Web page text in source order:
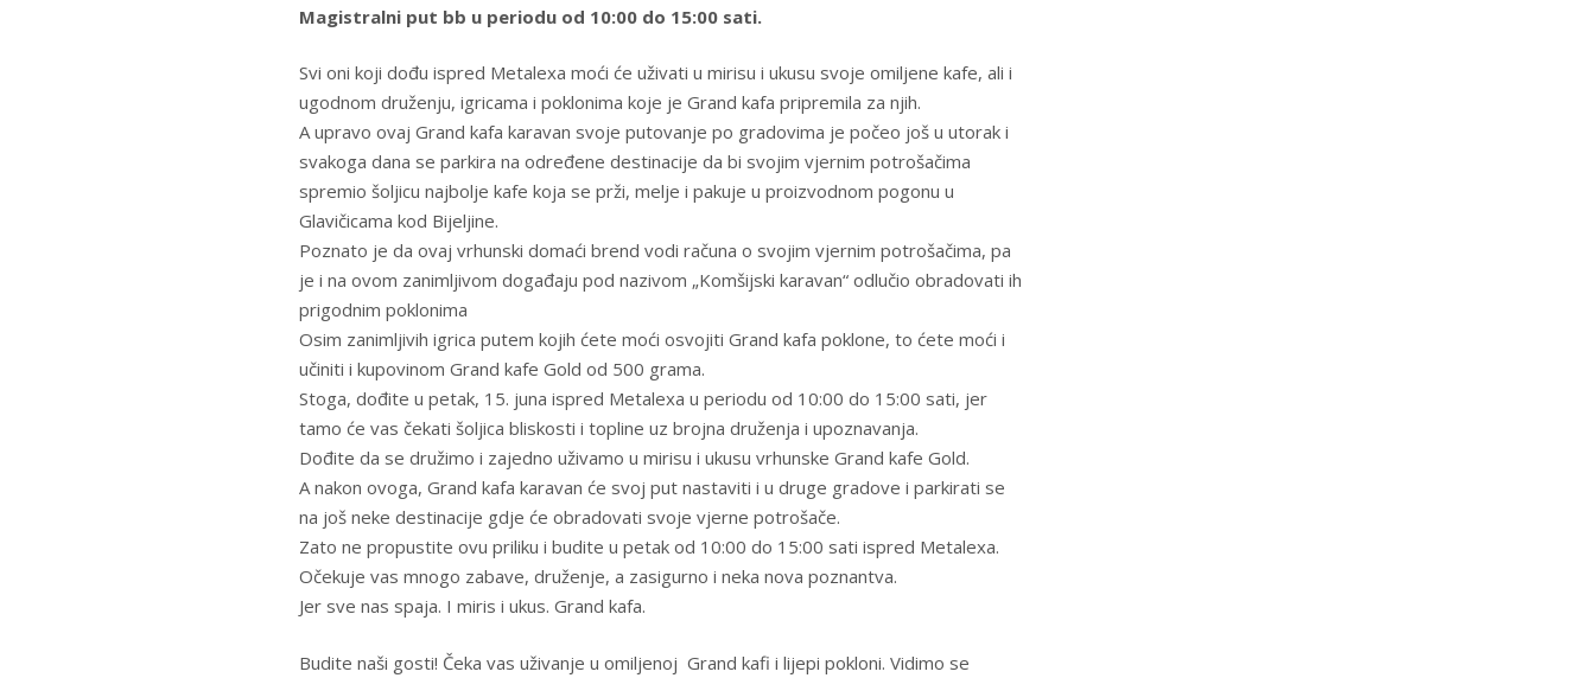
Magistralni put bb u periodu od 10:00 do 15:00 sati.
Svi oni koji dođu ispred Metalexa moći će uživati u mirisu i ukusu svoje omiljene kafe, ali i
ugodnom druženju, igricama i poklonima koje je Grand kafa pripremila za njih.
A upravo ovaj Grand kafa karavan svoje putovanje po gradovima je počeo još u utorak i
svakoga dana se parkira na određene destinacije da bi svojim vjernim potrošačima
spremio šoljicu najbolje kafe koja se prži, melje i pakuje u proizvodnom pogonu u
Glavičicama kod Bijeljine.
Poznato je da ovaj vrhunski domaći brend vodi računa o svojim vjernim potrošačima, pa
je i na ovom zanimljivom događaju pod nazivom „Komšijski karavan“ odlučio obradovati ih
prigodnim poklonima
Osim zanimljivih igrica putem kojih ćete moći osvojiti Grand kafa poklone, to ćete moći i
učiniti i kupovinom Grand kafe Gold od 500 grama.
Stoga, dođite u petak, 15. juna ispred Metalexa u periodu od 10:00 do 15:00 sati, jer
tamo će vas čekati šoljica bliskosti i topline uz brojna druženja i upoznavanja.
Dođite da se družimo i zajedno uživamo u mirisu i ukusu vrhunske Grand kafe Gold.
A nakon ovoga, Grand kafa karavan će svoj put nastaviti i u druge gradove i parkirati se
na još neke destinacije gdje će obradovati svoje vjerne potrošače.
Zato ne propustite ovu priliku i budite u petak od 10:00 do 15:00 sati ispred Metalexa.
Očekuje vas mnogo zabave, druženje, a zasigurno i neka nova poznantva.
Jer sve nas spaja. I miris i ukus. Grand kafa.
Budite naši gosti! Čeka vas uživanje u omiljenoj Grand kafi i lijepi pokloni. Vidimo se